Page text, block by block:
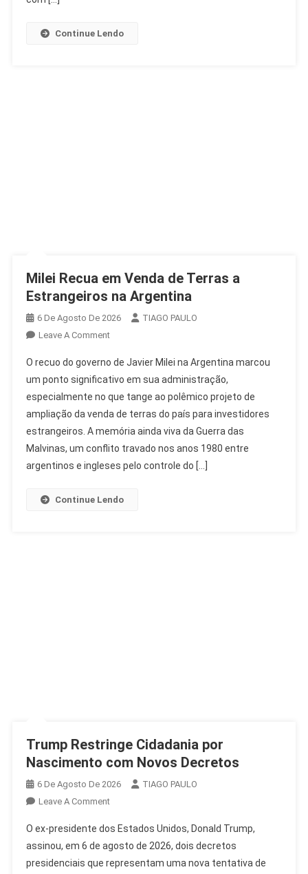
Continue Lendo
Milei Recua em Venda de Terras a
Estrangeiros na Argentina
6 De Agosto De 2026
TIAGO PAULO
Leave A CommentOn
Recua
Em
Venda
De
Terras
A
Estrangeiros
O recuo do governo de Javier Milei na Argentina marcou
um ponto significativo em sua administração,
especialmente no que tange ao polêmico projeto de
ampliação da venda de terras do país para investidores
estrangeiros. A memória ainda viva da Guerra das
Malvinas, um conflito travado nos anos 1980 entre
argentinos e ingleses pelo controle do […]
Continue Lendo
Trump Restringe Cidadania por
Nascimento com Novos Decretos
6 De Agosto De 2026
TIAGO PAULO
Leave A CommentOn
Restringe
Cidadania
Por
O ex-presidente dos Estados Unidos, Donald Trump,
assinou, em 6 de agosto de 2026, dois decretos
presidenciais que representam uma nova tentativa de